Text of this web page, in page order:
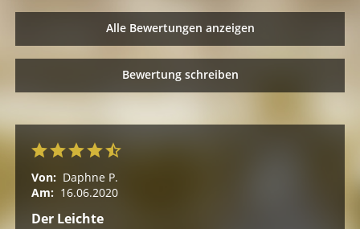
Alle Bewertungen anzeigen
Bewertung schreiben
Von: Daphne P.
Am: 16.06.2020
Der Leichte